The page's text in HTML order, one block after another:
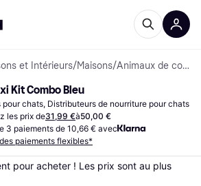
et Intérieurs/Maisons/ Animaux de compagnie
Kit Combo Bleu
pour chats, Distributeurs de nourriture pour chats
les prix de31,99 €à50,00 €
3 paiements de 10,66 € avec
paiements flexibles*
pour acheter ! Les prix sont au plus